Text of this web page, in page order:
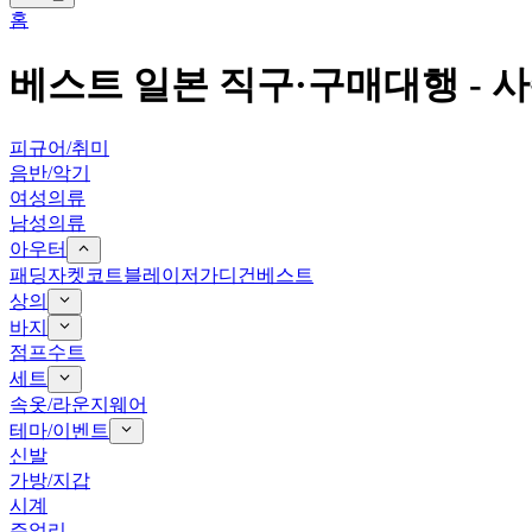
홈
베스트 일본 직구·구매대행 -
피규어/취미
음반/악기
여성의류
남성의류
아우터
패딩자켓 코트블레이저 가디건 베스트
상의
바지
점프수트
세트
속옷/라운지웨어
테마/이벤트
신발
가방/지갑
시계